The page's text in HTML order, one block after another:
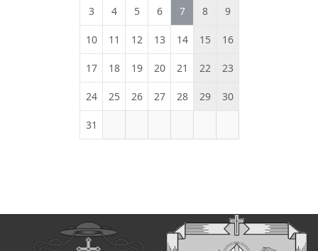
3 4 5 6 7 8 9
10 11 12 13 14 15 16
17 18 19 20 21 22 23
24 25 26 27 28 29 30
31